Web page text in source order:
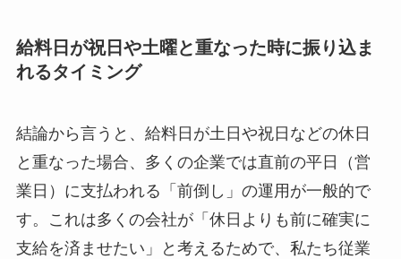
給料日が祝日や土曜と重なった時に振り込ま
れるタイミング
結論から言うと、給料日が土日や祝日などの休日
と重なった場合、多くの企業では直前の平日（営
業日）に支払われる「前倒し」の運用が一般的で
す。これは多くの会社が「休日よりも前に確実に
支給を済ませたい」と考えるためで、私たち従業